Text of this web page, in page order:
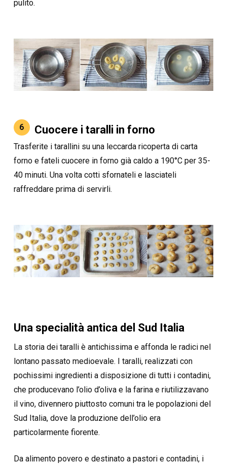
pulito.
6 Cuocere i taralli in forno
Trasferite i tarallini su una leccarda ricoperta di carta
forno e fateli cuocere in forno già caldo a 190°C per 35-
40 minuti. Una volta cotti sfornateli e lasciateli
raffreddare prima di servirli.
Una specialità antica del Sud Italia
La storia dei taralli è antichissima e affonda le radici nel
lontano passato medioevale. I taralli, realizzati con
pochissimi ingredienti a disposizione di tutti i contadini,
che producevano l’olio d’oliva e la farina e riutilizzavano
il vino, divennero piuttosto comuni tra le popolazioni del
Sud Italia, dove la produzione dell’olio era
particolarmente fiorente.
Da alimento povero e destinato a pastori e contadini, i